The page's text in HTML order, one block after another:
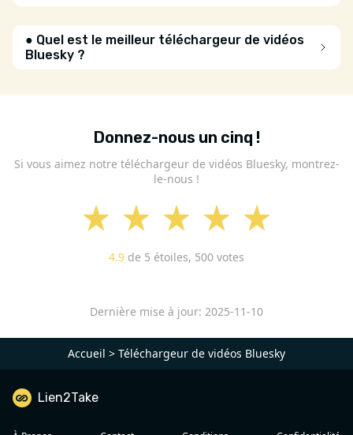
● Quel est le meilleur téléchargeur de vidéos
Bluesky ?
Donnez-nous un cinq !
Si vous aimez notre téléchargeur de vidéos Bluesky, montrez-
le-nous !
4.9 de 5 étoiles, 500 votes
Dernière mise à jour: 2025-11-10
Accueil > Téléchargeur de vidéos Bluesky
Lien2Take